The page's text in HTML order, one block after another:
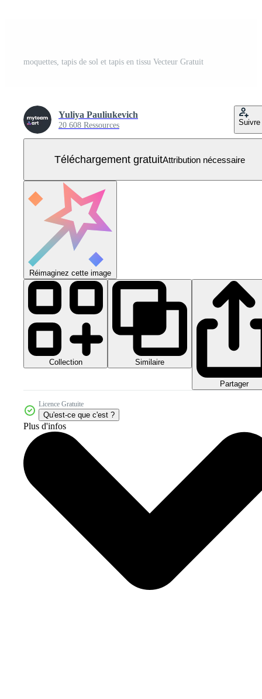
moquettes, tapis de sol et tapis en tissu Vecteur Gratuit
Yuliya Pauliukevich
20 608 Ressources Suivre
Téléchargement gratuitAttribution nécessaire
Réimaginez cette image
Collection Similaire
Partager
Licence Gratuite
Qu'est-ce que c'est ?
Plus d'infos